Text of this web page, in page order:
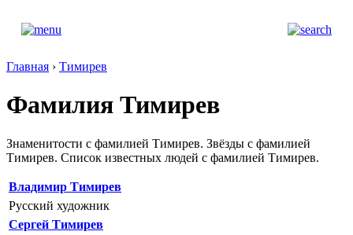
Главная › Тимирев
Фамилия Тимирев
Знаменитости с фамилией Тимирев. Звёзды с фамилией
Тимирев. Список известных людей с фамилией Тимирев.
Владимир Тимирев
Русский художник
Сергей Тимирев